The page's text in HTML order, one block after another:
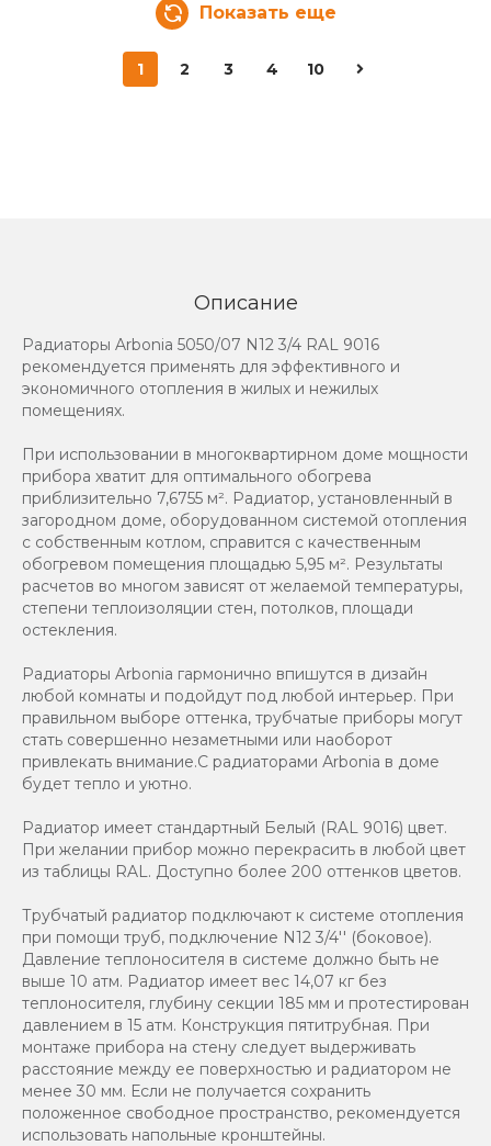
Показать еще
1 2 3 4 10
Описание
Радиаторы Arbonia 5050/07 N12 3/4 RAL 9016
рекомендуется применять для эффективного и
экономичного отопления в жилых и нежилых
помещениях.
При использовании в многоквартирном доме мощности
прибора хватит для оптимального обогрева
приблизительно 7,6755 м². Радиатор, установленный в
загородном доме, оборудованном системой отопления
с собственным котлом, справится с качественным
обогревом помещения площадью 5,95 м². Результаты
расчетов во многом зависят от желаемой температуры,
степени теплоизоляции стен, потолков, площади
остекления.
Радиаторы Arbonia гармонично впишутся в дизайн
любой комнаты и подойдут под любой интерьер. При
правильном выборе оттенка, трубчатые приборы могут
стать совершенно незаметными или наоборот
привлекать внимание.С радиаторами Аrbonia в доме
будет тепло и уютно.
Радиатор имеет стандартный Белый (RAL 9016) цвет.
При желании прибор можно перекрасить в любой цвет
из таблицы RAL. Доступно более 200 оттенков цветов.
Трубчатый радиатор подключают к системе отопления
при помощи труб, подключение N12 3/4'' (боковое).
Давление теплоносителя в системе должно быть не
выше 10 атм. Радиатор имеет вес 14,07 кг без
теплоносителя, глубину секции 185 мм и протестирован
давлением в 15 атм. Конструкция пятитрубная. При
монтаже прибора на стену следует выдерживать
расстояние между ее поверхностью и радиатором не
менее 30 мм. Если не получается сохранить
положенное свободное пространство, рекомендуется
использовать напольные кронштейны.